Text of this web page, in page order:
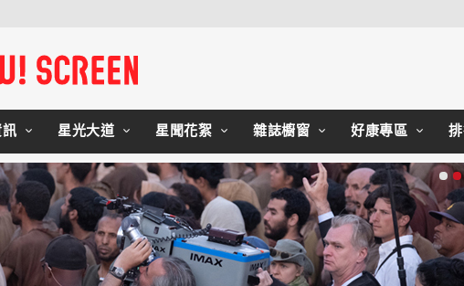
星光大道 星聞花絮 雜誌櫥窗 好康專區